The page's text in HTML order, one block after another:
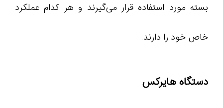
بسته مورد استفاده قرار می‌گیرند و هر کدام عملکرد
خاص خود را دارند.
دستگاه هایرکس